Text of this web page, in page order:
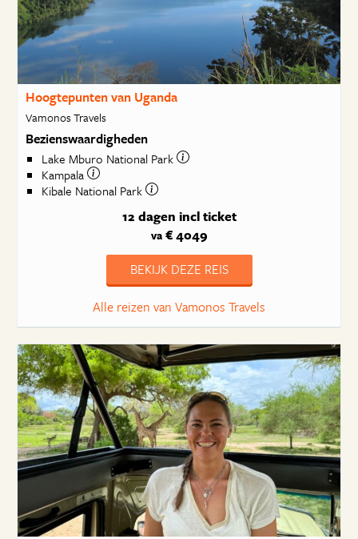
Hoogtepunten van Uganda
Vamonos Travels
Bezienswaardigheden
Lake Mburo National Park
Kampala
Kibale National Park
12 dagen incl ticket
va€ 4049
BEKIJK DEZE REIS
Alle reizen van Vamonos Travels